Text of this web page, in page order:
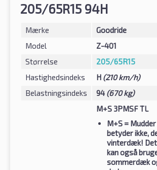
205/65R15 94H
Mærke
Goodride
Model
Z-401
Størrelse
205/65R15
Hastighedsindeks
H (210 km/h)
Belastningsindeks
94 (670 kg)
M+S 3PMSF TL
M+S =
betyder ikke,
vinterdæk!
kan også
sommerdæk